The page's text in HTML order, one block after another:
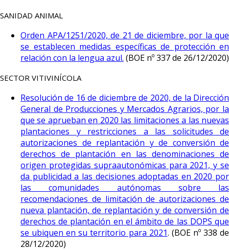
SANIDAD ANIMAL
Orden APA/1251/2020, de 21 de diciembre, por la que
se establecen medidas específicas de protección en
relación con la lengua azul. (BOE nº 337 de 26/12/2020)
SECTOR VITIVINÍCOLA
Resolución de 16 de diciembre de 2020, de la Dirección
General de Producciones y Mercados Agrarios, por la
que se aprueban en 2020 las limitaciones a las nuevas
plantaciones y restricciones a las solicitudes de
autorizaciones de replantación y de conversión de
derechos de plantación en las denominaciones de
origen protegidas supraautonómicas para 2021, y se
da publicidad a las decisiones adoptadas en 2020 por
las comunidades autónomas sobre las
recomendaciones de limitación de autorizaciones de
nueva plantación, de replantación y de conversión de
derechos de plantación en el ámbito de las DOPS que
se ubiquen en su territorio para 2021. (BOE nº 338 de
28/12/2020)